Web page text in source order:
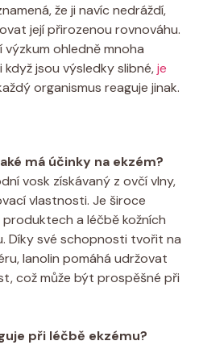
že ji navíc ⁤nedráždí,
její⁢ přirozenou rovnováhu.
ohledně mnoha
když jsou⁤ výsledky slibné,⁣je‍
organismus​ reaguje ⁣jinak.
má účinky na ekzém?
vosk získávaný z ovčí vlny,
⁤vlastnosti.⁢ Je široce
a léčbě kožních
Díky ‌své schopnosti tvořit na
⁣lanolin pomáhá udržovat
což může být prospěšné při
při léčbě⁢ ekzému?